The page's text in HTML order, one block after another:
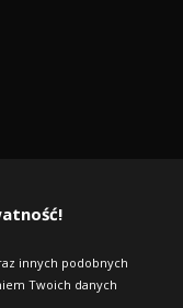
innych podobnych
Twoich danych